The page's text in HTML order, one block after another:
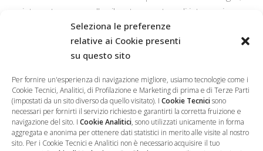
Seleziona le preferenze
relative ai Cookie presenti
su questo sito
Per fornire un'esperienza di navigazione migliore, usiamo tecnologie come i
Cookie Tecnici, Analitici, di Profilazione e Marketing di prima e di Terze Parti
(impostati da un sito diverso da quello visitato). I Cookie Tecnicisono
necessari per fornirti il servizio richiesto e garantirti la corretta fruizione e
navigazione del sito. I Cookie Analitici, sono utilizzati unicamente in forma
aggregata e anonima per ottenere dati statistici in merito alle visite al nostro
sito. Per i Cookie Tecnici e Analitici non è necessario acquisire il tuo
pur integrato con quello rilevato quanto agli interessi
moratori, e non al minor tasso degli interessi corrispettivi.
CONTINUE READING